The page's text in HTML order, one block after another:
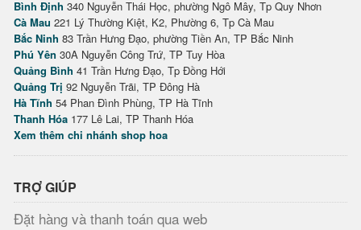
Bình Định 340 Nguyễn Thái Học, phường Ngô Mây, Tp Quy Nhơn
Cà Mau 221 Lý Thường Kiệt, K2, Phường 6, Tp Cà Mau
Bắc Ninh 83 Trần Hưng Đạo, phường Tiền An, TP Bắc Ninh
Phú Yên 30A Nguyễn Công Trứ, TP Tuy Hòa
Quảng Bình 41 Trần Hưng Đạo, Tp Đồng Hới
Quảng Trị 92 Nguyễn Trãi, TP Đông Hà
Hà Tĩnh 54 Phan Đình Phùng, TP Hà Tĩnh
Thanh Hóa 177 Lê Lai, TP Thanh Hóa
Xem thêm chi nhánh shop hoa
TRỢ GIÚP
Đặt hàng và thanh toán qua web